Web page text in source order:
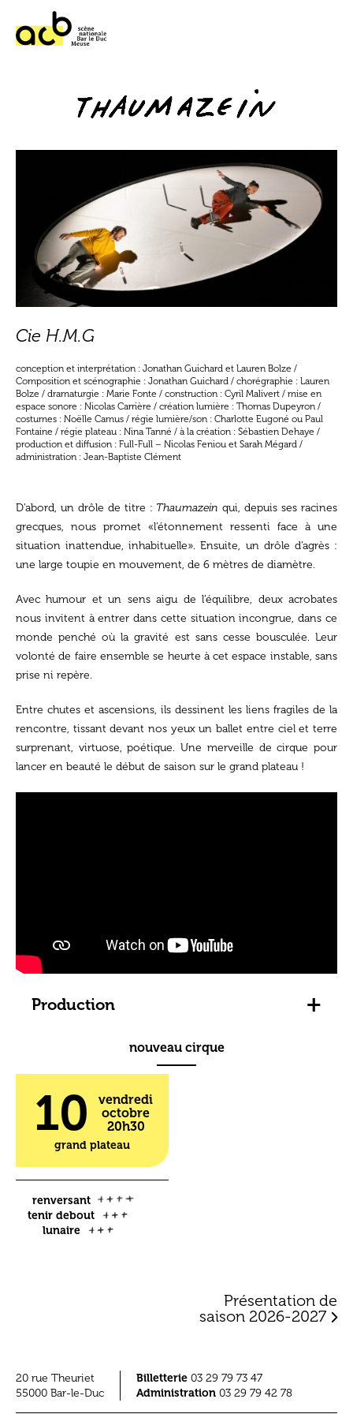
Cie H.M.G
conception et interprétation : Jonathan Guichard et Lauren Bolze /
Composition et scénographie : Jonathan Guichard / chorégraphie : Lauren
Bolze / dramaturgie : Marie Fonte / construction : Cyril Malivert / mise en
espace sonore : Nicolas Carrière / création lumière : Thomas Dupeyron /
costumes : Noëlle Camus / régie lumière/son : Charlotte Eugoné ou Paul
Fontaine / régie plateau : Nina Tanné / à la création : Sébastien Dehaye /
production et diffusion : Full-Full – Nicolas Feniou et Sarah Mégard /
administration : Jean-Baptiste Clément
D’abord, un drôle de titre : Thaumazein qui, depuis ses racines
grecques, nous promet «l’étonnement ressenti face à une
situation inattendue, inhabituelle». Ensuite, un drôle d’agrès :
une large toupie en mouvement, de 6 mètres de diamètre.
Avec humour et un sens aigu de l’équilibre, deux acrobates
nous invitent à entrer dans cette situation incongrue, dans ce
monde penché où la gravité est sans cesse bousculée. Leur
volonté de faire ensemble se heurte à cet espace instable, sans
prise ni repère.
Entre chutes et ascensions, ils dessinent les liens fragiles de la
rencontre, tissant devant nos yeux un ballet entre ciel et terre
surprenant, virtuose, poétique. Une merveille de cirque pour
lancer en beauté le début de saison sur le grand plateau !
Production +
nouveau cirque
10
vendredi
octobre
20h30
grand plateau
renversant
tenir debout
lunaire
Présentation de
saison 2026-2027
20 rue Theuriet
55000 Bar-le-Duc
Billetterie 03 29 79 73 47
Administration 03 29 79 42 78